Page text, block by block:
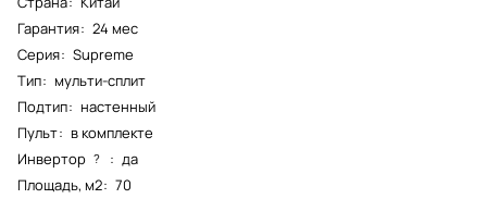
Гарантия: 24 мес
Серия: Supreme
Тип: мульти-сплит
Подтип: настенный
Пульт: в комплекте
Инвертор ? : да
Площадь, м2: 70